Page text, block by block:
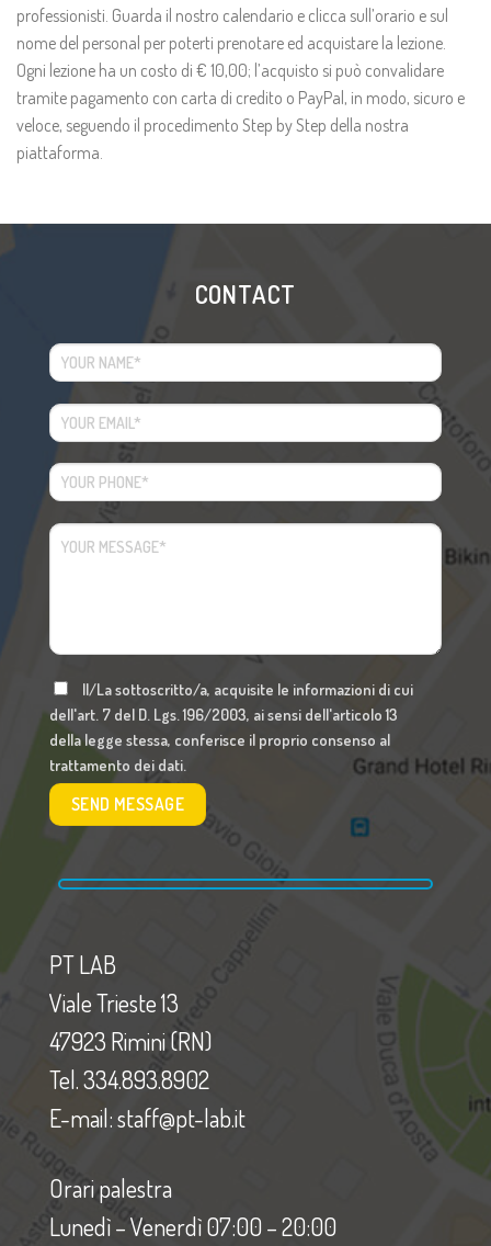
professionisti. Guarda il nostro calendario e clicca sull’orario e sul
nome del personal per poterti prenotare ed acquistare la lezione.
Ogni lezione ha un costo di € 10,00; l’acquisto si può convalidare
tramite pagamento con carta di credito o PayPal, in modo, sicuro e
veloce, seguendo il procedimento Step by Step della nostra
piattaforma.
CONTACT
Il/La sottoscritto/a, acquisite le informazioni di cui
dell'art. 7 del D. Lgs. 196/2003, ai sensi dell'articolo 13
della legge stessa, conferisce il proprio consenso al
trattamento dei dati.
PT LAB
Viale Trieste 13
47923 Rimini (RN)
Tel. 334.893.8902
E-mail: staff@pt-lab.it
Orari palestra
Lunedì – Venerdì 07:00 – 20:00